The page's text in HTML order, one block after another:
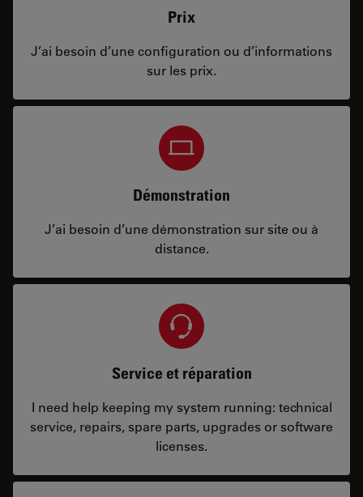
Prix
J’ai besoin d’une configuration ou d’informations
sur les prix.
Démonstration
J’ai besoin d’une démonstration sur site ou à
distance.
Service et réparation
I need help keeping my system running: technical
service, repairs, spare parts, upgrades or software
licenses.